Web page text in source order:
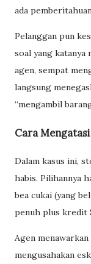
ada
Pelanggan pun
soal yang katanya
agen, sempat
langsung
“mengambil
Cara
Dalam kasus ini,
habis. Pilihannya
bea cukai (yang
penuh plus kredit
Agen
mengusahakan